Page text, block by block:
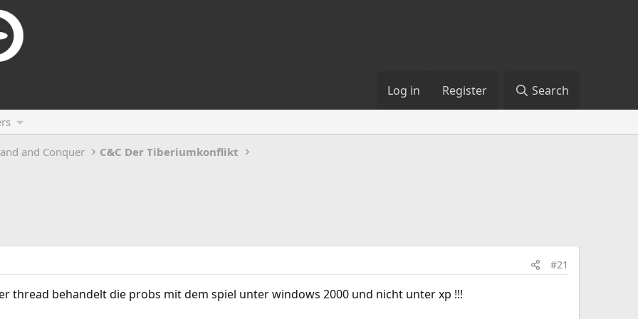
Log in Register Search
and Conquer C&C Der Tiberiumkonflikt
#21
thread behandelt die probs mit dem spiel unter windows 2000 und nicht unter xp !!!